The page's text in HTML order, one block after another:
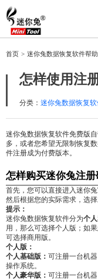
产品
迷你兔分区向导
下载
购买
帮助中心
关于我们
关于迷你兔
联系我们
首页 > 迷你兔数据恢复软件帮
怎样使用注
分类： 迷你兔数据恢复
迷你兔数据恢复软件免费版
多，或者您希望无限制恢复
件注册成为付费版本。
怎样购买迷你兔注册
首先，您可以直接进入迷你
然后根据您的实际需求，选
提示：
迷你兔数据恢复软件分为个人
用，那么可选择个人版；如
可选择商用版。
个人版：
个人基础版： 可注册一台机
操作系统。
个人豪华版： 可注册一台机